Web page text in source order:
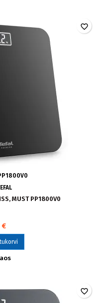
MUST PP1800V0
€
favorite_border
favorite_border